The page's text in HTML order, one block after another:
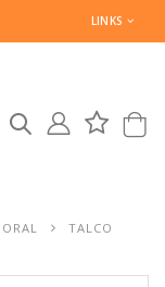
LINKS
TALCO